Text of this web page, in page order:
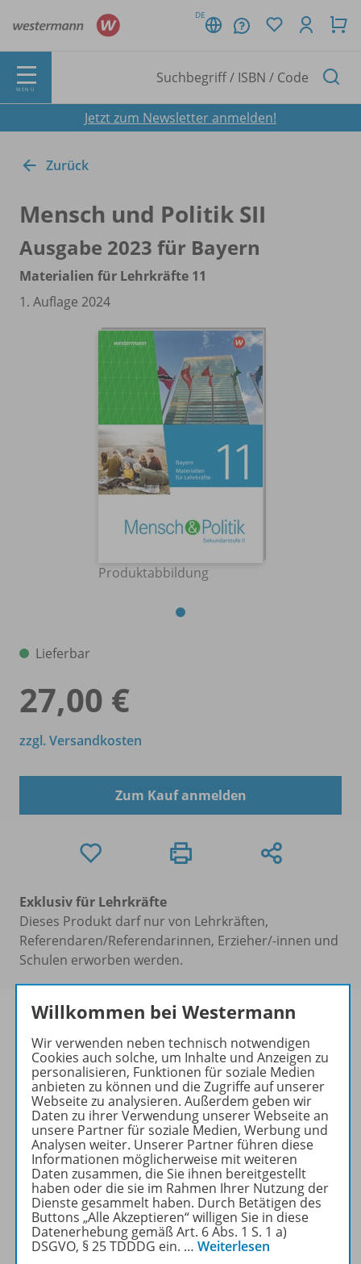
DE
MENÜ
Jetzt zum Newsletter anmelden!
Zurück
Mensch und Politik SII
Ausgabe 2023 für Bayern
Materialien für Lehrkräfte 11
1. Auflage 2024
Produktabbildung
Lieferbar
27,00 €
zzgl. Versandkosten
Zum Kauf anmelden
Exklusiv für Lehrkräfte
Dieses Produkt darf nur von Lehrkräften,
Referendaren/Referendarinnen, Erzieher/-innen und
Schulen erworben werden.
Produktinformationen
Beschreibung
Zugehörige Produkte
Benachrichtigungs-Service
Willkommen bei Westermann
Wir verwenden neben technisch notwendigen
Cookies auch solche, um Inhalte und Anzeigen zu
personalisieren, Funktionen für soziale Medien
anbieten zu können und die Zugriffe auf unserer
Webseite zu analysieren. Außerdem geben wir
Daten zu ihrer Verwendung unserer Webseite an
unsere Partner für soziale Medien, Werbung und
Analysen weiter. Unserer Partner führen diese
Informationen möglicherweise mit weiteren
Daten zusammen, die Sie ihnen bereitgestellt
haben oder die sie im Rahmen Ihrer Nutzung der
Dienste gesammelt haben. Durch Betätigen des
Buttons „Alle Akzeptieren“ willigen Sie in diese
Datenerhebung gemäß Art. 6 Abs. 1 S. 1 a)
DSGVO, § 25 TDDDG ein. … Weiterlesen